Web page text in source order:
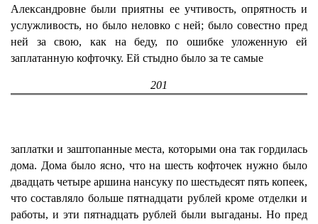
Александровне были приятны ее учтивость, опрятность и
услужливость, но было неловко с ней; было совестно пред
ней за свою, как на беду, по ошибке уложенную ей
заплатанную кофточку. Ей стыдно было за те самые
201
заплатки и заштопанные места, которыми она так гордилась
дома. Дома было ясно, что на шесть кофточек нужно было
двадцать четыре аршина нансуку по шестьдесят пять копеек,
что составляло больше пятнадцати рублей кроме отделки и
работы, и эти пятнадцать рублей были выгаданы. Но пред